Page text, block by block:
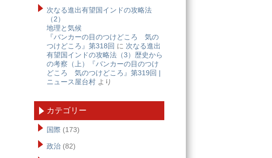
次なる進出有望国インドの攻略法
（2）
地理と気候
『バンカーの目のつけどころ 気の
つけどころ』第318回 に 次なる進出
有望国インドの攻略法（3）歴史から
の考察（上）『バンカーの目のつけ
どころ 気のつけどころ』第319回 |
ニュース屋台村 より
カテゴリー
国際 (173)
政治 (82)